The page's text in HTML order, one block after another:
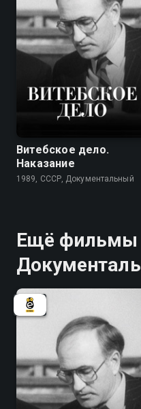
Витебское дело.
Наказание
1989, СССР, Документальный
Ещё фильмы